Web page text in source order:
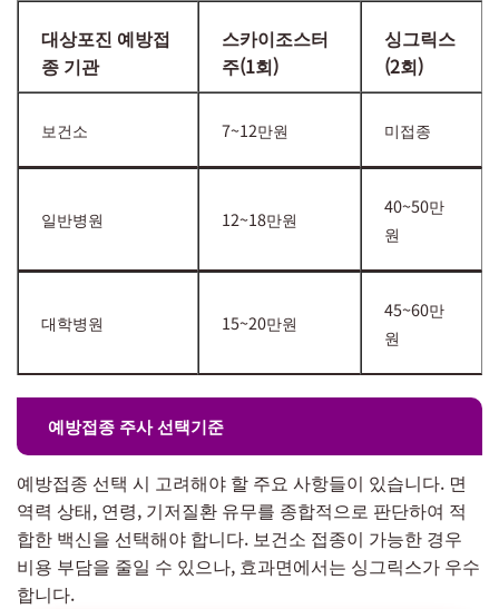
대상포진 예방접
종 기관
스카이조스터
주(1회)
싱그릭스
(2회)
보건소 7~12만원 미접종
일반병원 12~18만원
40~50만
원
대학병원 15~20만원
45~60만
원
예방접종 주사 선택기준
예방접종 선택 시 고려해야 할 주요 사항들이 있습니다. 면
역력 상태, 연령, 기저질환 유무를 종합적으로 판단하여 적
합한 백신을 선택해야 합니다. 보건소 접종이 가능한 경우
비용 부담을 줄일 수 있으나, 효과면에서는 싱그릭스가 우수
합니다.